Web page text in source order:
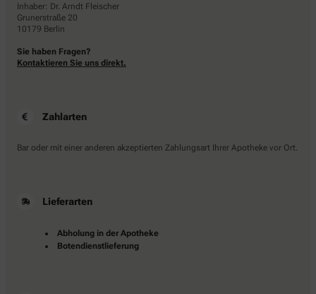
Inhaber: Dr. Arndt Fleischer
Grunerstraße 20
10179 Berlin
Sie haben Fragen?
Kontaktieren Sie uns direkt.
Zahlarten
Bar oder mit einer anderen akzeptierten Zahlungsart Ihrer Apotheke vor Ort.
Lieferarten
Abholung in der Apotheke
Botendienstlieferung